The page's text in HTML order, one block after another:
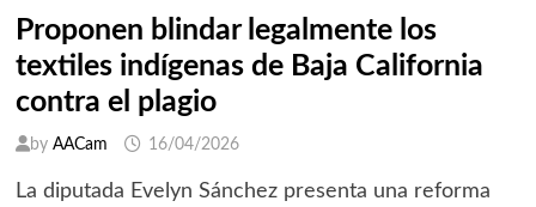
Proponen blindar legalmente los
textiles indígenas de Baja California
contra el plagio
by AACam 16/04/2026
La diputada Evelyn Sánchez presenta una reforma